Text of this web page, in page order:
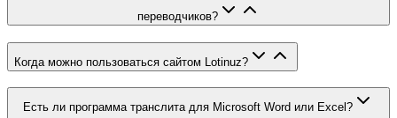
переводчиков?
Когда можно пользоваться сайтом Lotinuz?
Есть ли программа транслита для Microsoft Word или Excel?